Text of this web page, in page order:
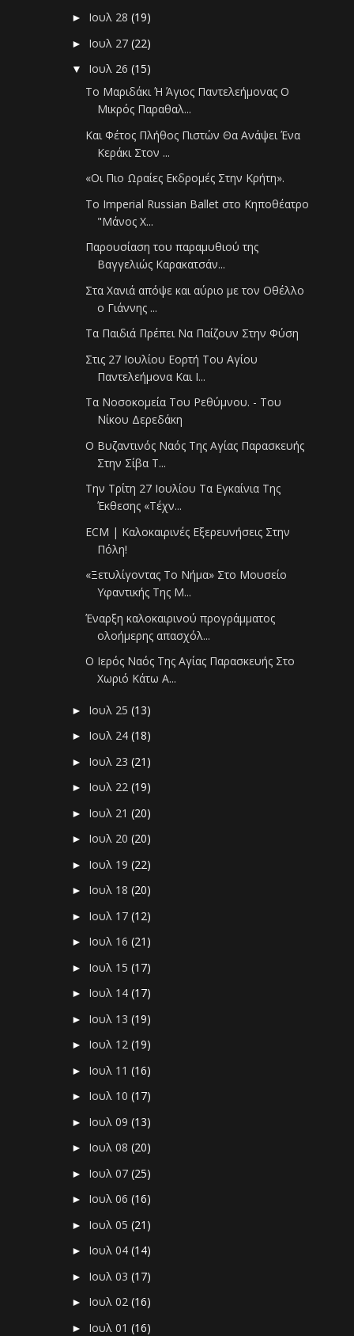
► Ιουλ 28(19)
► Ιουλ 27(22)
▼ Ιουλ 26(15)
Το Μαριδάκι Ή Άγιος Παντελεήμονας Ο
Μικρός Παραθαλ...
Και Φέτος Πλήθος Πιστών Θα Ανάψει Ένα
Κεράκι Στον ...
«Οι Πιο Ωραίες Εκδρομές Στην Κρήτη».
To Imperial Russian Ballet στο Κηποθέατρο
"Μάνος Χ...
Παρουσίαση του παραμυθιού της
Βαγγελιώς Καρακατσάν...
Στα Χανιά απόψε και αύριο με τον Οθέλλο
ο Γιάννης ...
Τα Παιδιά Πρέπει Να Παίζουν Στην Φύση
Στις 27 Ιουλίου Εορτή Του Αγίου
Παντελεήμονα Και Ι...
Τα Νοσοκομεία Του Ρεθύμνου. - Του
Νίκου Δερεδάκη
Ο Βυζαντινός Ναός Της Αγίας Παρασκευής
Στην Σίβα Τ...
Την Τρίτη 27 Ιουλίου Τα Εγκαίνια Της
Έκθεσης «Τέχν...
ECM | Καλοκαιρινές Εξερευνήσεις Στην
Πόλη!
«Ξετυλίγοντας Το Νήμα» Στο Μουσείο
Υφαντικής Της Μ...
Έναρξη καλοκαιρινού προγράμματος
ολοήμερης απασχόλ...
Ο Ιερός Ναός Της Αγίας Παρασκευής Στο
Χωριό Κάτω Α...
► Ιουλ 25(13)
► Ιουλ 24(18)
► Ιουλ 23(21)
► Ιουλ 22(19)
► Ιουλ 21(20)
► Ιουλ 20(20)
► Ιουλ 19(22)
► Ιουλ 18(20)
► Ιουλ 17(12)
► Ιουλ 16(21)
► Ιουλ 15(17)
► Ιουλ 14(17)
► Ιουλ 13(19)
► Ιουλ 12(19)
► Ιουλ 11(16)
► Ιουλ 10(17)
► Ιουλ 09(13)
► Ιουλ 08(20)
► Ιουλ 07(25)
► Ιουλ 06(16)
► Ιουλ 05(21)
► Ιουλ 04(14)
► Ιουλ 03(17)
► Ιουλ 02(16)
► Ιουλ 01(16)